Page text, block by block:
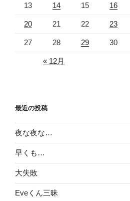
13 14 15 16
20 21 22 23
27 28 29 30
« 12月
最近の投稿
夜な夜な…
早くも…
大失敗
Eveくん三昧